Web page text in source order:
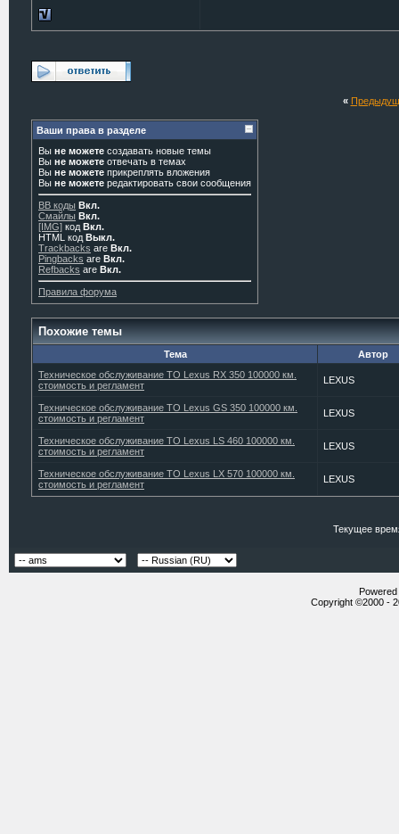
«
Ваши права в разделе
Вы не можете создавать новые темы
Вы не можете отвечать в темах
Вы не можете прикреплять вложения
Вы не можете редактировать свои сообщения
BB коды Вкл.
Смайлы Вкл.
[IMG] код Вкл.
HTML код Выкл.
Trackbacks are Вкл.
Pingbacks are Вкл.
Refbacks are Вкл.
Правила форума
Похожие темы
Тема
Автор
Техническое обслуживание ТО Lexus RX 350 100000 км.
стоимость и регламент
LEXUS
Техническое обслуживание ТО Lexus GS 350 100000 км.
стоимость и регламент
LEXUS
Техническое обслуживание ТО Lexus LS 460 100000 км.
стоимость и регламент
LEXUS
Техническое обслуживание ТО Lexus LX 570 100000 км.
стоимость и регламент
LEXUS
Текущее
Copyright ©2000 -